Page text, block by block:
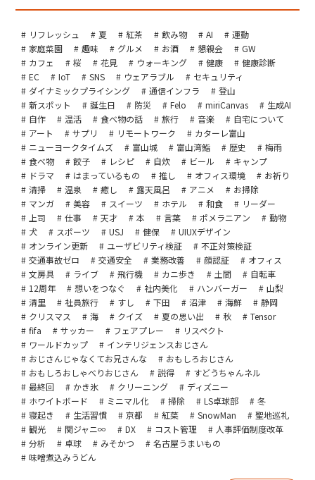
リフレッシュ 夏 紅茶 飲み物 AI
運動
家庭菜園
趣味 グルメ お酒 懇親会
GW
カフェ
桜 花見 ウォーキング 健康
健康診断
EC
IoT SNS ウェアラブル
セキュリティ
ダイナミックプライシング
通信インフラ
登山
新スポット
誕生日 防災 Felo miriCanvas
生成AI
自作
温活 食べ物の話 旅行 音楽
自宅について
アート
サプリ リモートワーク
カターレ富山
ニューヨークタイムズ
富山城 富山湾鮨 歴史
梅雨
食べ物
餃子 レシピ 自炊 ビール
キャンプ
ドラマ
はまっているもの 推し オフィス環境
お祈り
清掃
温泉 癒し 露天風呂 アニメ
お掃除
マンガ
美容 スイーツ ホテル 和食
リーダー
上司
仕事 天才 本 言葉 ポメラニアン
動物
犬
スポーツ USJ 健保
UIUXデザイン
オンライン更新
ユーザビリティ検証
不正対策検証
交通事故ゼロ
交通安全 業務改善 顔認証
オフィス
文房具
ライブ 飛行機 カニ歩き 土間
自転車
12周年
想いをつなぐ 社内美化 ハンバーガー
山梨
清里
社員旅行 すし 下田 沼津 海鮮
静岡
クリスマス
海 クイズ 夏の思い出 秋
Tensor
fifa
サッカー フェアプレー
リスペクト
ワールドカップ
インテリジェンスおじさん
おじさんじゃなくてお兄さんな
おもしろおじさん
おもしろおしゃべりおじさん
説得
すどうちゃんネル
最終回
かき氷 クリーニング
ディズニー
ホワイトボード
ミニマル化 掃除 LS卓球部
冬
寝起き
生活習慣 京都 紅葉 SnowMan
聖地巡礼
観光
関ジャニ∞ DX コスト管理
人事評価制度改革
分析
卓球 みそかつ
名古屋うまいもの
味噌煮込みうどん